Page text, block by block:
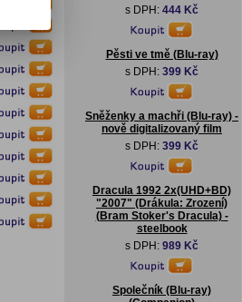
s DPH: 444 Kč
Pěsti ve tmě (Blu-ray)
s DPH: 399 Kč
Sněženky a machři (Blu-ray) -
nově digitalizovaný film
s DPH: 399 Kč
Dracula 1992 2x(UHD+BD)
"2007" (Drákula: Zrození)
(Bram Stoker's Dracula) -
steelbook
s DPH: 989 Kč
Společník (Blu-ray)